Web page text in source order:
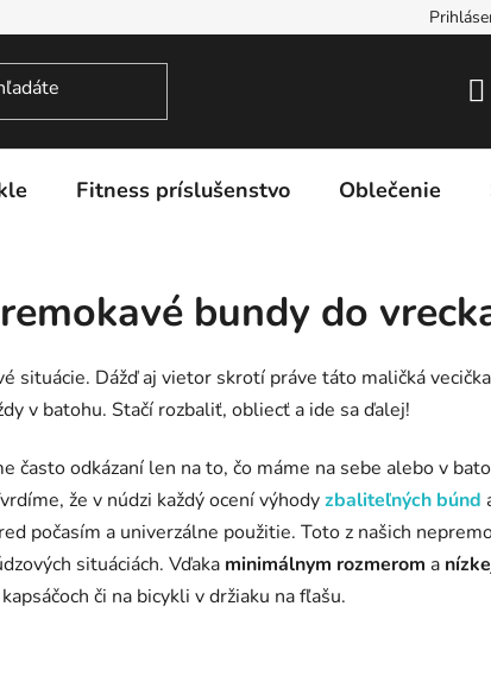
Fitness príslušenstvo Oblečenie
bundy do
situácie. Dážď aj vietor skrotí práve táto maličká
v batohu. Stačí rozbaliť, obliecť a ide sa ďalej!
často odkázaní len na to, čo máme na sebe alebo v
že v núdzi každý ocení výhodyzbaliteľných búnd
počasím a univerzálne použitie. Toto z našich
situáciách. Vďaka minimálnym rozmerom a
či na bicykli v držiaku na fľašu.